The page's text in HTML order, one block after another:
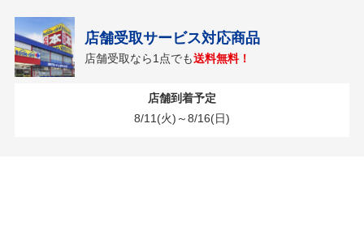
店舗受取サービス対応商品
店舗受取なら1点でも送料無料！
店舗到着予定
8/11(火)～8/16(日)